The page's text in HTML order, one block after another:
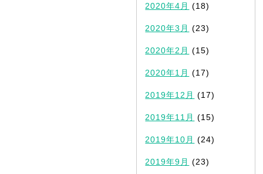
2020年4月 (18)
2020年3月 (23)
2020年2月 (15)
2020年1月 (17)
2019年12月 (17)
2019年11月 (15)
2019年10月 (24)
2019年9月 (23)